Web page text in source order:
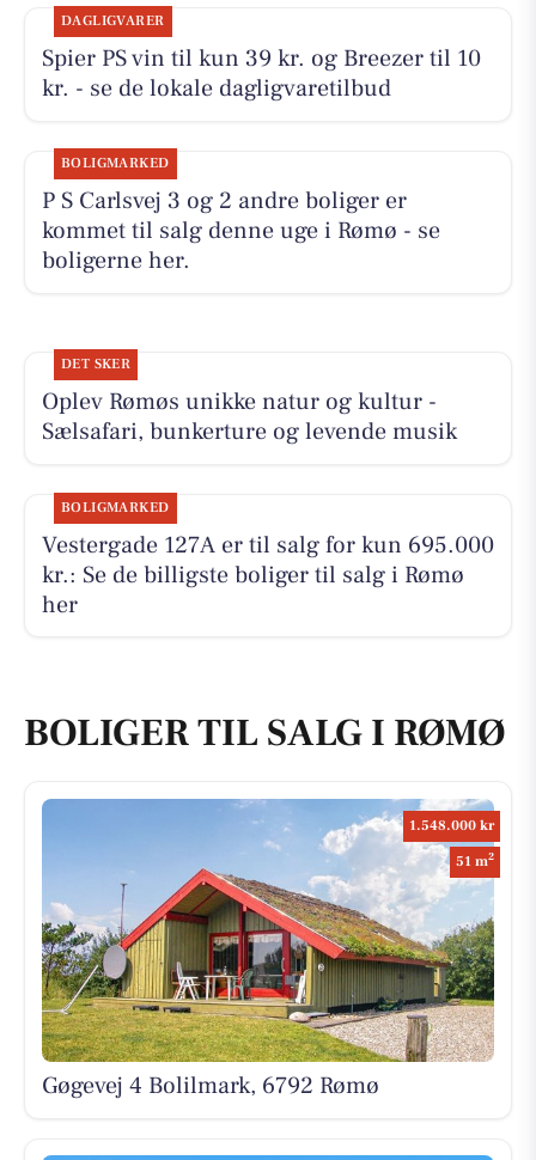
DAGLIGVARER
Spier PS vin til kun 39 kr. og Breezer til 10
kr. - se de lokale dagligvaretilbud
BOLIGMARKED
P S Carlsvej 3 og 2 andre boliger er
kommet til salg denne uge i Rømø - se
boligerne her.
DET SKER
Oplev Rømøs unikke natur og kultur -
Sælsafari, bunkerture og levende musik
BOLIGMARKED
Vestergade 127A er til salg for kun 695.000
kr.: Se de billigste boliger til salg i Rømø
her
BOLIGER TIL SALG I RØMØ
1.548.000 kr
51 m2
Gøgevej 4 Bolilmark, 6792 Rømø